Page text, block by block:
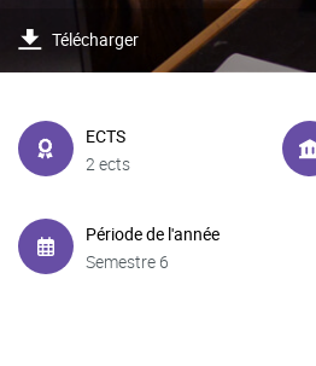
Télécharger
ECTS
2 ects
Période de l'année
Semestre 6